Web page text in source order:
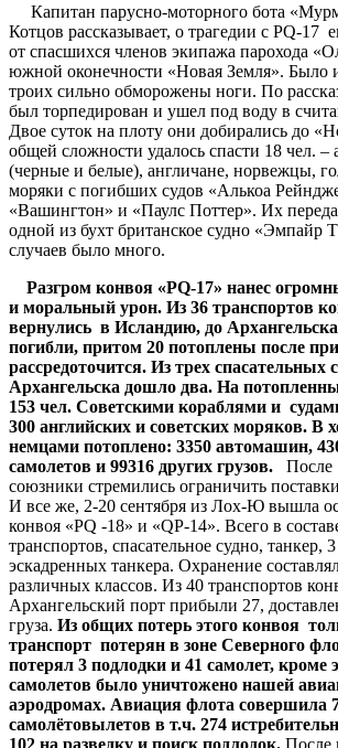
Капитан парусно-моторного бота
Котцов рассказывает, о трагедии с РQ-17
от спасшихся членов экипажа парохода
южной оконечности «Новая Земля». Было
троих сильно обморожены ноги. По
был торпедирован и ушел под воду в
Двое суток на плоту они добирались до
общей сложности удалось спасти 18 чел.
(черные и белые), англичане, норвежцы,
моряки с погибших судов «Алькоа
«Вашингтон» и «Паулс Поттер». Их
одной из бухт британское судно «Эмпайр
случаев было много.
Разгром конвоя «РQ-17» нанес
и моральный урон. Из 36 транспортов
вернулись в Исландию, до
погибли, притом 20 потоплены после
рассредоточится. Из трех спасательных
Архангельска дошло два. На
153 чел. Советскими кораблями и
300 английских и советских моряков. В
немцами потоплено: 3350 автомашин,
самолетов и 99316 других грузов. После
союзники стремились ограничить
И все же, 2-20 сентября из Лох-Ю вышла
конвоя «РQ -18» и «QР-14». Всего в
транспортов, спасательное судно, танкер,
эскадренных танкера. Охранение
различных классов. Из 40 транспортов
Архангельский порт прибыли 27,
груза. Из общих потерь этого конвоя
транспорт потерян в зоне Северного
потерял 3 подлодки и 41 самолет, кроме
самолетов было уничтожено нашей
аэродромах. Авиация флота совершила
самолётовылетов в т.ч. 274
102 на разведку и поиск подлодок. После